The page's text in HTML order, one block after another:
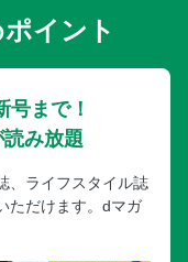
イント
号まで！
み放題
、ライフスタイル誌
ただけます。dマガ